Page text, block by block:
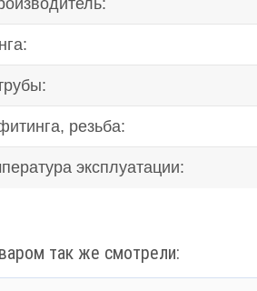
резьба:
эксплуатации:
так же смотрели: